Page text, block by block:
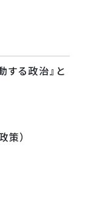
る政治』と
）